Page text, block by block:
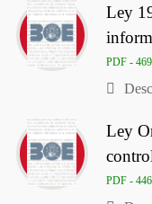
Ley
PDF -
Ley
PDF -